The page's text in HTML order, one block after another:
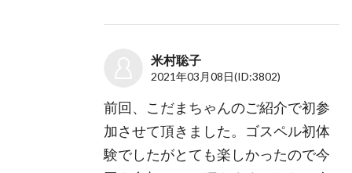
米村聡子
2021年03月08日(ID:3802)
前回、こだまちゃんのご紹介で初参
加させて頂きました。ゴスペル初体
験でしたがとても楽しかったので今